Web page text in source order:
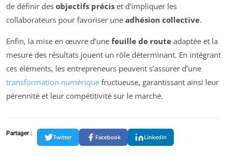
de définir des objectifs précis et d’impliquer les
collaborateurs pour favoriser une adhésion collective.
Enfin, la mise en œuvre d’une feuille de route adaptée et la
mesure des résultats jouent un rôle déterminant. En intégrant
ces éléments, les entrepreneurs peuvent s’assurer d’une
transformation numérique fructueuse, garantissant ainsi leur
pérennité et leur compétitivité sur le marché.
Partager :
Twitter Facebook LinkedIn